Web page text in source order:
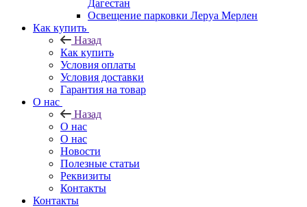
Дагестан
Освещение парковки Леруа Мерлен
Как купить
Назад
Как купить
Условия оплаты
Условия доставки
Гарантия на товар
О нас
Назад
О нас
О нас
Новости
Полезные статьи
Реквизиты
Контакты
Контакты